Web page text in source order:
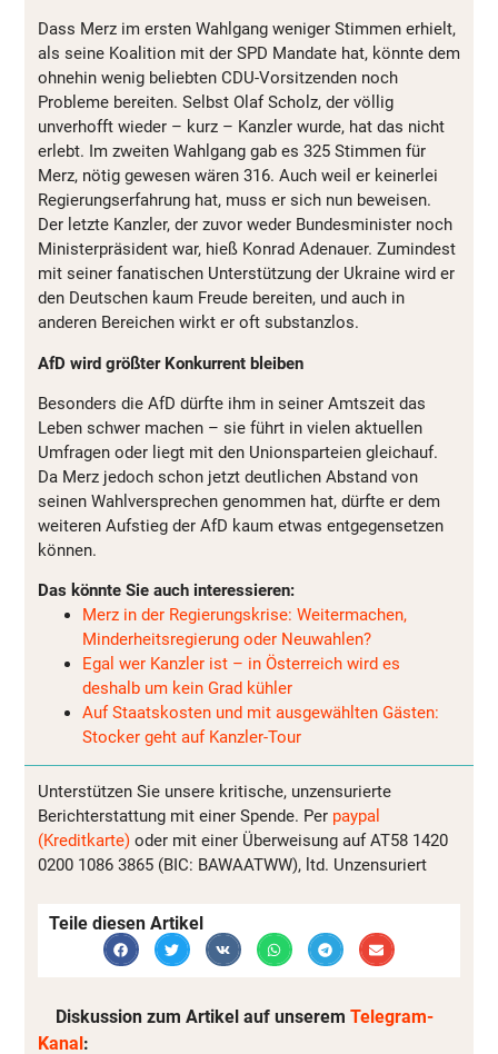
Dass Merz im ersten Wahlgang weniger Stimmen erhielt,
als seine Koalition mit der SPD Mandate hat, könnte dem
ohnehin wenig beliebten CDU-Vorsitzenden noch
Probleme bereiten. Selbst Olaf Scholz, der völlig
unverhofft wieder – kurz – Kanzler wurde, hat das nicht
erlebt. Im zweiten Wahlgang gab es 325 Stimmen für
Merz, nötig gewesen wären 316. Auch weil er keinerlei
Regierungserfahrung hat, muss er sich nun beweisen.
Der letzte Kanzler, der zuvor weder Bundesminister noch
Ministerpräsident war, hieß Konrad Adenauer. Zumindest
mit seiner fanatischen Unterstützung der Ukraine wird er
den Deutschen kaum Freude bereiten, und auch in
anderen Bereichen wirkt er oft substanzlos.
AfD wird größter Konkurrent bleiben
Besonders die AfD dürfte ihm in seiner Amtszeit das
Leben schwer machen – sie führt in vielen aktuellen
Umfragen oder liegt mit den Unionsparteien gleichauf.
Da Merz jedoch schon jetzt deutlichen Abstand von
seinen Wahlversprechen genommen hat, dürfte er dem
weiteren Aufstieg der AfD kaum etwas entgegensetzen
können.
Das könnte Sie auch interessieren:
Merz in der Regierungskrise: Weitermachen,
Minderheitsregierung oder Neuwahlen?
Egal wer Kanzler ist – in Österreich wird es
deshalb um kein Grad kühler
Auf Staatskosten und mit ausgewählten Gästen:
Stocker geht auf Kanzler-Tour
Unterstützen Sie unsere kritische, unzensurierte
Berichterstattung mit einer Spende. Per paypal
(Kreditkarte) oder mit einer Überweisung auf AT58 1420
0200 1086 3865 (BIC: BAWAATWW), ltd. Unzensuriert
Teile diesen Artikel
Diskussion zum Artikel auf unserem Telegram-
Kanal: